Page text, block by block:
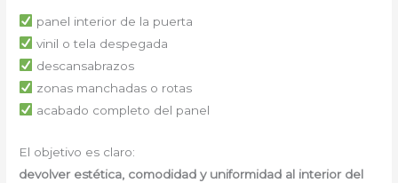
panel interior de la puerta
vinil o tela despegada
descansabrazos
zonas manchadas o rotas
acabado completo del panel
El objetivo es claro:
devolver estética, comodidad y uniformidad al interior del